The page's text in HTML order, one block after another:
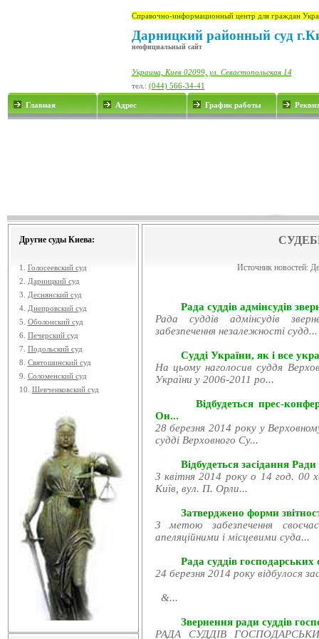
Справочно-информационный центр для граждан
Дарницкий районный суд
неофициальный сайт
Украина, Киев 02099, ул. Севастопольская 14
тел.: (044) 566-34-41
Главная Адрес График работы
Другие суды Киева:
1. Голосеевский суд
2.
Дарницкий суд
3.
Деснянский суд
4. Днепровский суд
5. Оболонский суд
6. Печерский суд
7. Подольский суд
8. Святошинский суд
9. Соломенский суд
10. Шевченковский суд
Источник новостей:
Рада суддів адмінсудів
Рада суддів адмінсудів
забезпечення незалежності судд...
Судді України, як і все
На цьому наголосив суддя
України у 2006-2011 ро...
Відбудеться прес-
Он...
28 березня 2014 року у
судді Верховного Су...
Відбудеться засідання
3 квітня 2014 року о 14 год. 00
Київ, вул. П. Орли...
Затверджено форми
З метою забезпечення
апеляційними і місцевими суда...
Рада суддів господарських
24 березня 2014 року відбулося
&...
Звернення ради суддів
РАДА СУДДІВ